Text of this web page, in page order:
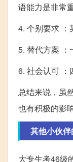
语能力是非常
4. 个别要求 ：
5. 替代方案 ：
6. 社会认可 ：
总结来说，虽
也有积极的影
其他小伙伴
大专生考46级